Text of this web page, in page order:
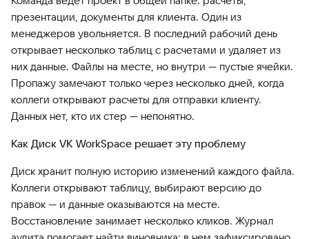
презентации, документы для клиента. Один из
менеджеров увольняется. В последний рабочий день
открывает несколько таблиц с расчетами и удаляет из
них данные. Файлы на месте, но внутри — пустые ячейки.
Пропажу замечают только через несколько дней, когда
коллеги открывают расчеты для отправки клиенту.
Данных нет, кто их стер — непонятно.
Как Диск VK WorkSpace решает эту проблему
Диск хранит полную историю изменений каждого файла.
Коллеги открывают таблицу, выбирают версию до
правок — и данные оказываются на месте.
Восстановление занимает несколько кликов. Журнал